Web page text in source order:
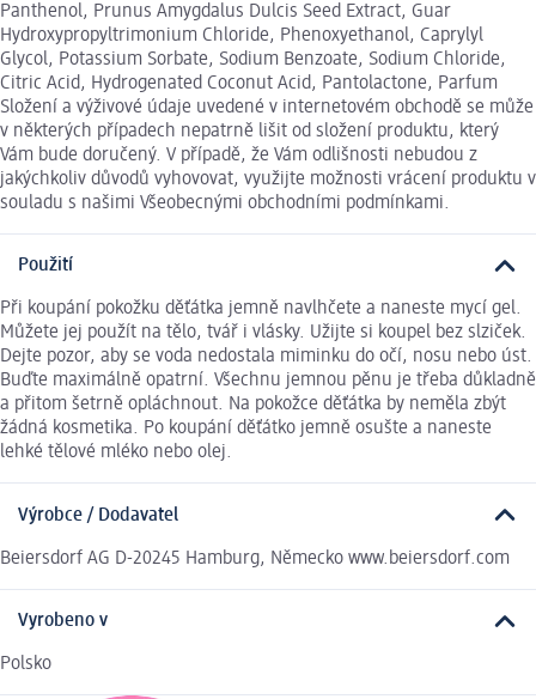
Panthenol, Prunus Amygdalus Dulcis Seed Extract, Guar
Hydroxypropyltrimonium Chloride, Phenoxyethanol, Caprylyl
Glycol, Potassium Sorbate, Sodium Benzoate, Sodium Chloride,
Citric Acid, Hydrogenated Coconut Acid, Pantolactone, Parfum
Složení a výživové údaje uvedené v internetovém obchodě se může
v některých případech nepatrně lišit od složení produktu, který
Vám bude doručený. V případě, že Vám odlišnosti nebudou z
jakýchkoliv důvodů vyhovovat, využijte možnosti vrácení produktu v
souladu s našimi Všeobecnými obchodními podmínkami.
Použití
Při koupání pokožku děťátka jemně navlhčete a naneste mycí gel.
Můžete jej použít na tělo, tvář i vlásky. Užijte si koupel bez slziček.
Dejte pozor, aby se voda nedostala miminku do očí, nosu nebo úst.
Buďte maximálně opatrní. Všechnu jemnou pěnu je třeba důkladně
a přitom šetrně opláchnout. Na pokožce děťátka by neměla zbýt
žádná kosmetika. Po koupání děťátko jemně osušte a naneste
lehké tělové mléko nebo olej.
Výrobce / Dodavatel
Beiersdorf AG D-20245 Hamburg, Německo www.beiersdorf.com
Vyrobeno v
Polsko